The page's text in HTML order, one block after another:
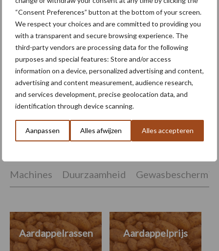
“Consent Preferences” button at the bottom of your screen.
We respect your choices and are committed to providing you
with a transparent and secure browsing experience. The
third-party vendors are processing data for the following
purposes and special features: Store and/or access
information on a device, personalized advertising and content,
advertising and content measurement, audience research,
and services development, precise geolocation data, and
identification through device scanning.
Aanpassen Alles afwijzen Alles accepteren
Wintergerst vaste schakel
in bouwplan bij Tijsseling
Minder stikstof, dezelfde
broodkwaliteit: aan welke
knoppen kunnen we
draaien?
Machines Duurzaamheid
Aardappelrassen Aardappelprijs